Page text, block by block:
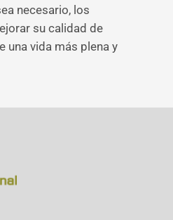
necesario, los
su calidad de
una vida más plena y